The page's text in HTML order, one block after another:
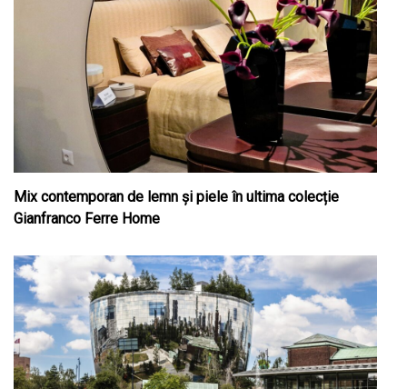
Mix contemporan de lemn şi piele în ultima colecție
Gianfranco Ferre Home